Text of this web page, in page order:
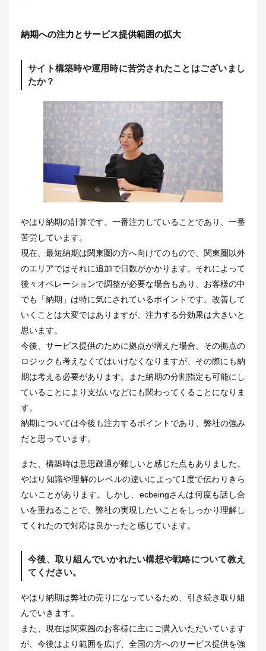
納期への注力とサービス提供範囲の拡大
サイト構築時や運用時に苦労されたことはございまし
たか？
やはり納期の計算です。一番注力していることであり、一番
苦労しています。
現在、最短納期は関東圏の方へ向けてのもので、関東圏以外
のエリアではそれに追加で日数がかかります。それによって
後々オペレーションで調整が必要な場合もあり、お客様の中
でも「納期」は特に気にされているポイントです。改善して
いくことは大変ではありますが、注力する分効果は大きいと
思います。
今後、サービス提供のために拠点が増えた場合、その拠点の
ロジックも考えなくてはいけなくなりますが、その際にも納
期は考える必要があります。また納期の分割指定も可能にし
ていることにより支払いなどにも関わってくることになりま
す。
納期については今後も注力するポイントであり、弊社の強み
だと思っています。
また、構築時は意思疎通が難しいと感じた点もありました。
やはり知識や理解のレベルの違いによって1度で伝わりきら
ないことがあります。しかし、ecbeingさんは何度も話し合
いを重ねることで、弊社の実現したいことをしっかり理解し
てくれたので対応は良かったと感じています。
今後、取り組んでいかれたい構想や戦略について教え
てください。
やはり納期は弊社の売りになっているため、引き続き取り組
んでいきます。
また、現在は関東圏のお客様に主にご購入いただいています
が、今後はより範囲を広げ、全国の方へのサービス提供を強